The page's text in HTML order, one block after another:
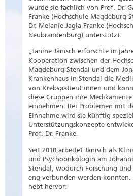
wurde sie fachlich von Prof. Dr.
Franke (Hochschule Magdeburg-
Dr. Melanie Jagla-Franke
Neubrandenburg) unterstützt.
„Janine Jänisch erforschte in
Kooperation zwischen der
Magdeburg-Stendal und dem
Krankenhaus in Stendal die
von Krebspatient:innen und
diese Gruppen ihre Medikamente
einnehmen. Bei Problemen mit
Einnahme wird sie künftig
Unterstützungskonzepte
Prof. Dr. Franke.
Seit 2010 arbeitet Jänisch als
und Psychoonkologin am
Stendal, wodurch Forschung und
eng verbunden werden konnten.
hebt hervor: